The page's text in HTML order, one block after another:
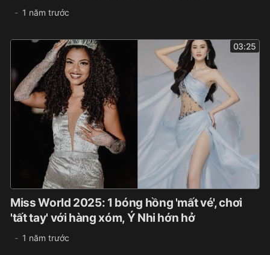
1 năm trước
03:25
Miss World 2025: 1 bóng hồng 'mất vé', chơi
'tất tay' với hàng xóm, Ý Nhi hớn hở
1 năm trước